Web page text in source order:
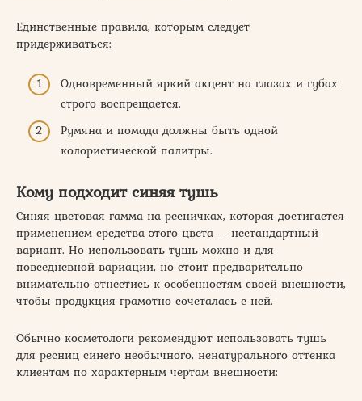
Единственные правила, которым следует
придерживаться:
Одновременный яркий акцент на глазах и губах
строго воспрещается.
Румяна и помада должны быть одной
колористической палитры.
Кому подходит синяя тушь
Синяя цветовая гамма на ресничках, которая достигается
применением средства этого цвета – нестандартный
вариант. Но использовать тушь можно и для
повседневной вариации, но стоит предварительно
внимательно отнестись к особенностям своей внешности,
чтобы продукция грамотно сочеталась с ней.
Обычно косметологи рекомендуют использовать тушь
для ресниц синего необычного, ненатурального оттенка
клиентам по характерным чертам внешности: